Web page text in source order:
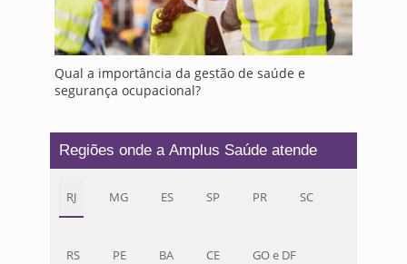
Qual a importância da gestão de saúde e
segurança ocupacional?
Regiões onde a Amplus Saúde atende
RJ MG ES SP PR SC
RS PE BA CE GO e DF